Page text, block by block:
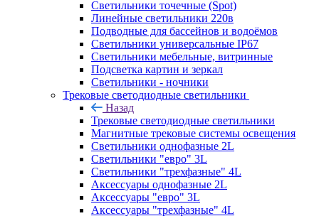
Светильники точечные (Spot)
Линейные светильники 220в
Подводные для бассейнов и водоёмов
Светильники универсальные IP67
Светильники мебельные, витринные
Подсветка картин и зеркал
Светильники - ночники
Трековые светодиодные светильники
Назад
Трековые светодиодные светильники
Магнитные трековые системы освещения
Светильники однофазные 2L
Светильники "евро" 3L
Светильники "трехфазные" 4L
Аксессуары однофазные 2L
Аксессуары "евро" 3L
Аксессуары "трехфазные" 4L